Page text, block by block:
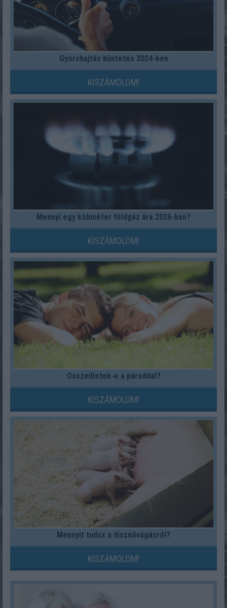
Gyorshajtás büntetés 2024-ben
KISZÁMOLOM!
Mennyi egy köbméter földgáz ára 2026-ban?
KISZÁMOLOM!
Összeilletek-e a pároddal?
KISZÁMOLOM!
Mennyit tudsz a disznóvágásról?
KISZÁMOLOM!